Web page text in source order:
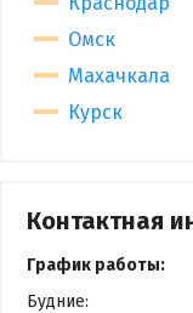
Омск
Махачкала
Курск
Контактная
График работы:
Будние: